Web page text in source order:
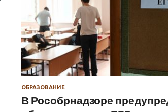
ОБРАЗОВАНИЕ
В Рособрнадзоре